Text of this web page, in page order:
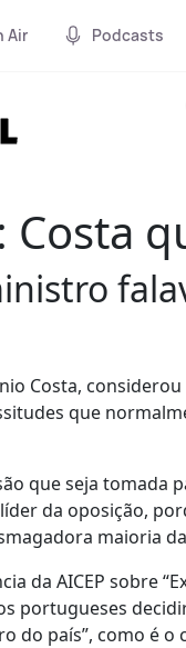
Air Podcasts
Costa,
que
que seja tomada
da oposição,
maioria
da AICEP sobre
portugueses
do país”, como é o